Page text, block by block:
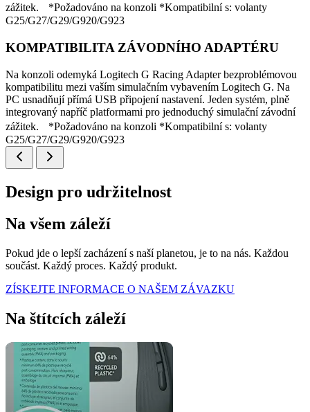
zážitek. *Požadováno na konzoli *Kompatibilní s: volanty
G25/G27/G29/G920/G923
KOMPATIBILITA ZÁVODNÍHO ADAPTÉRU
Na konzoli odemyká Logitech G Racing Adapter bezproblémovou
kompatibilitu mezi vaším simulačním vybavením Logitech G. Na
PC usnadňují přímá USB připojení nastavení. Jeden systém, plně
integrovaný napříč platformami pro jednoduchý simulační závodní
zážitek. *Požadováno na konzoli *Kompatibilní s: volanty
G25/G27/G29/G920/G923
Design pro udržitelnost
Na všem záleží
Pokud jde o lepší zacházení s naší planetou, je to na nás. Každou
součást. Každý proces. Každý produkt.
ZÍSKEJTE INFORMACE O NAŠEM ZÁVAZKU
Na štítcích záleží